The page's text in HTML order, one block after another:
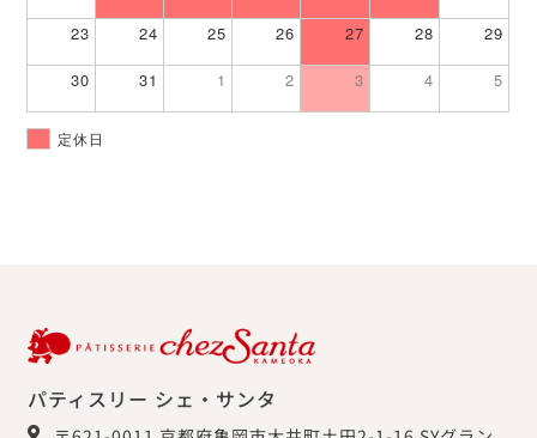
23 24 25 26 27 28 29
30 31 1 2 3 4 5
定休日
パティスリー シェ・サンタ